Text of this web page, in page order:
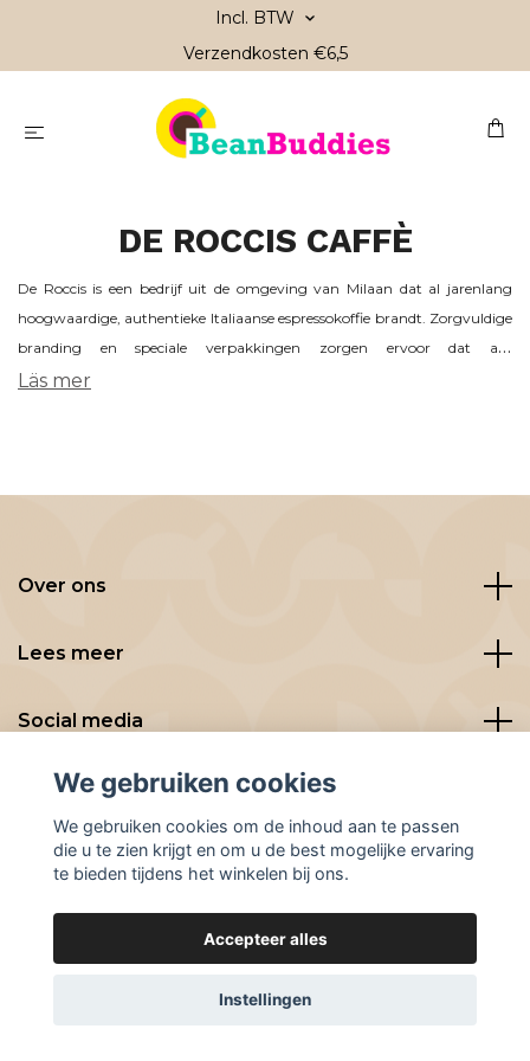
Incl. BTW
Verzendkosten €6,5
DE ROCCIS CAFFÈ
De Roccis is een bedrijf uit de omgeving van Milaan dat al jarenlang
hoogwaardige, authentieke Italiaanse espressokoffie brandt. Zorgvuldige
branding en speciale verpakkingen zorgen ervoor dat alle
oorspronkelijke eigenschappen van hun uitzonderlijke koffiemelanges
Läs mer
Over ons
Lees meer
Social media
© 2026 BeanBuddies
We gebruiken cookies
We gebruiken cookies om de inhoud aan te passen
die u te zien krijgt en om u de best mogelijke ervaring
te bieden tijdens het winkelen bij ons.
Accepteer alles
Instellingen